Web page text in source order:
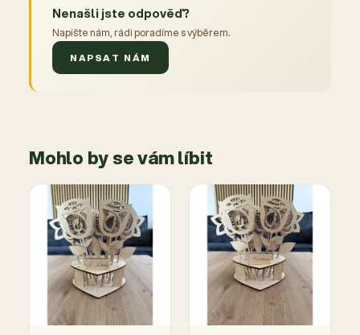
Nenašli jste odpověď?
Napište nám, rádi poradíme s výběrem.
NAPSAT NÁM
Mohlo by se vám líbit